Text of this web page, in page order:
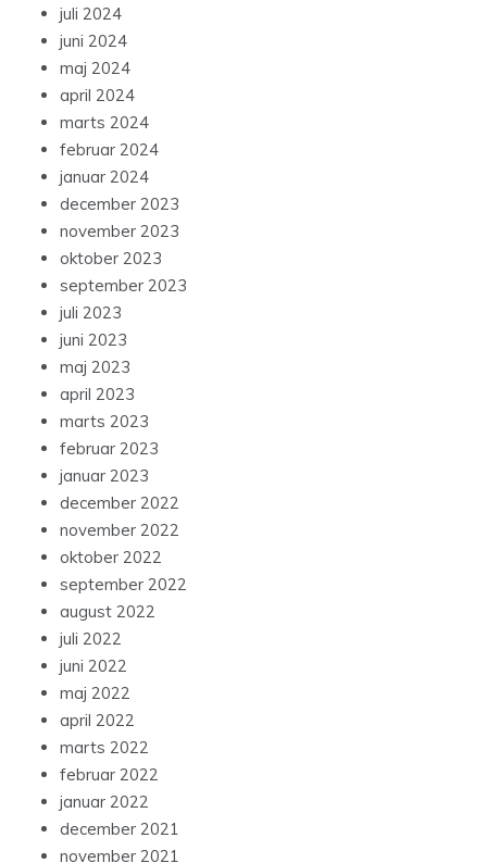
juli 2024
juni 2024
maj 2024
april 2024
marts 2024
februar 2024
januar 2024
december 2023
november 2023
oktober 2023
september 2023
juli 2023
juni 2023
maj 2023
april 2023
marts 2023
februar 2023
januar 2023
december 2022
november 2022
oktober 2022
september 2022
august 2022
juli 2022
juni 2022
maj 2022
april 2022
marts 2022
februar 2022
januar 2022
december 2021
november 2021